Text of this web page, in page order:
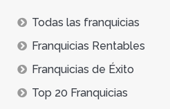
Todas las franquicias
Franquicias Rentables
Franquicias de Éxito
Top 20 Franquicias